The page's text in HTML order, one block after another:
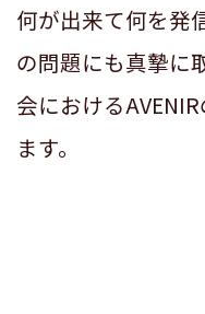
何が出来て何を発
の問題にも真摯に
会における
ます。